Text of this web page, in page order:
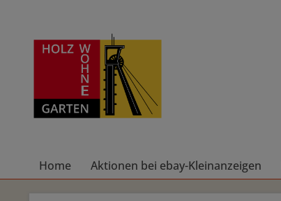
Home Aktionen bei ebay-Kleinanzeigen